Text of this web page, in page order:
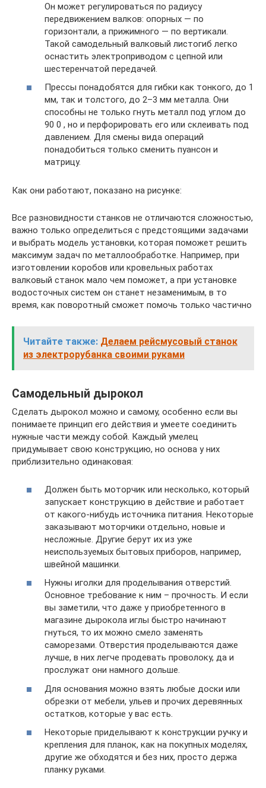
Он может регулироваться по радиусу
передвижением валков: опорных — по
горизонтали, а прижимного — по вертикали.
Такой самодельный валковый листогиб легко
оснастить электроприводом с цепной или
шестеренчатой передачей.
Прессы понадобятся для гибки как тонкого, до 1
мм, так и толстого, до 2–3 мм металла. Они
способны не только гнуть металл под углом до
90 0 , но и перфорировать его или склеивать под
давлением. Для смены вида операций
понадобиться только сменить пуансон и
матрицу.
Как они работают, показано на рисунке:
Все разновидности станков не отличаются сложностью,
важно только определиться с предстоящими задачами
и выбрать модель установки, которая поможет решить
максимум задач по металлообработке. Например, при
изготовлении коробов или кровельных работах
валковый станок мало чем поможет, а при установке
водосточных систем он станет незаменимым, в то
время, как поворотный сможет помочь только частично
Читайте также: Делаем рейсмусовый станок
из электрорубанка своими руками
Самодельный дырокол
Сделать дырокол можно и самому, особенно если вы
понимаете принцип его действия и умеете соединить
нужные части между собой. Каждый умелец
придумывает свою конструкцию, но основа у них
приблизительно одинаковая:
Должен быть моторчик или несколько, который
запускает конструкцию в действие и работает
от какого-нибудь источника питания. Некоторые
заказывают моторчики отдельно, новые и
несложные. Другие берут их из уже
неиспользуемых бытовых приборов, например,
швейной машинки.
Нужны иголки для проделывания отверстий.
Основное требование к ним – прочность. И если
вы заметили, что даже у приобретенного в
магазине дырокола иглы быстро начинают
гнуться, то их можно смело заменять
саморезами. Отверстия проделываются даже
лучше, в них легче продевать проволоку, да и
прослужат они намного дольше.
Для основания можно взять любые доски или
обрезки от мебели, ульев и прочих деревянных
остатков, которые у вас есть.
Некоторые приделывают к конструкции ручку и
крепления для планок, как на покупных моделях,
другие же обходятся и без них, просто держа
планку руками.